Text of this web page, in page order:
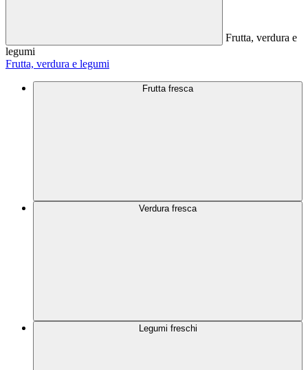
Frutta, verdura e
legumi
Frutta, verdura e legumi
Frutta fresca
Verdura fresca
Legumi freschi